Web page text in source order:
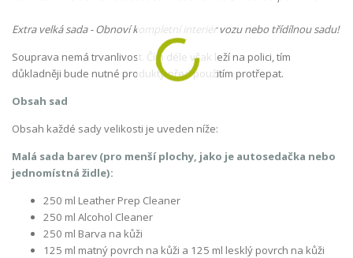
Extra velká sada - Obnoví kompletní interiér vozu nebo třídílnou sadu!
Souprava nemá trvanlivost. Čím déle však leží na polici, tím
důkladněji bude nutné produkty před použitím protřepat.
Obsah sad
Obsah každé sady velikosti je uveden níže:
Malá sada barev (pro menší plochy, jako je autosedačka nebo
jednomístná židle):
250 ml Leather Prep Cleaner
250 ml Alcohol Cleaner
250 ml Barva na kůži
125 ml matný povrch na kůži a 125 ml lesklý povrch na kůži